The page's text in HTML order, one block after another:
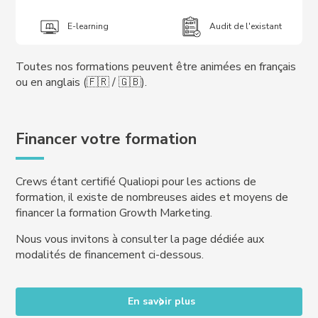
E-learning Audit de l'existant
Toutes nos formations peuvent être animées en français
ou en anglais (🇫🇷 / 🇬🇧).
Financer votre formation
Crews étant certifié Qualiopi pour les actions de
formation, il existe de nombreuses aides et moyens de
financer la formation Growth Marketing.
Nous vous invitons à consulter la page dédiée aux
modalités de financement ci-dessous.
En savoir plus